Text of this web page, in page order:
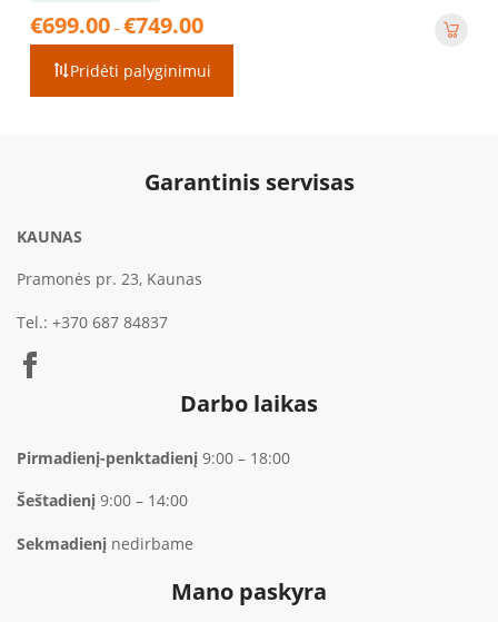
€699.00–€749.00
€699.00
through
Pridėti palyginimui
Garantinis servisas
KAUNAS
Pramonės pr. 23, Kaunas
Tel.: +370 687 84837
Darbo laikas
Pirmadienį-penktadienį 9:00 – 18:00
Šeštadienį 9:00 – 14:00
Sekmadienį nedirbame
Mano paskyra